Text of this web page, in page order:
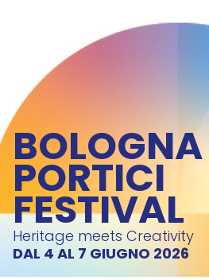
BOLOGNA
PORTICI
FESTIVAL
Heritage meets Creativity
DAL 4 AL 7 GIUGNO 2026